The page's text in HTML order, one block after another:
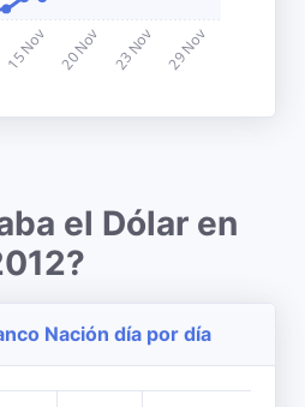
el Dólar en
Nación día por día